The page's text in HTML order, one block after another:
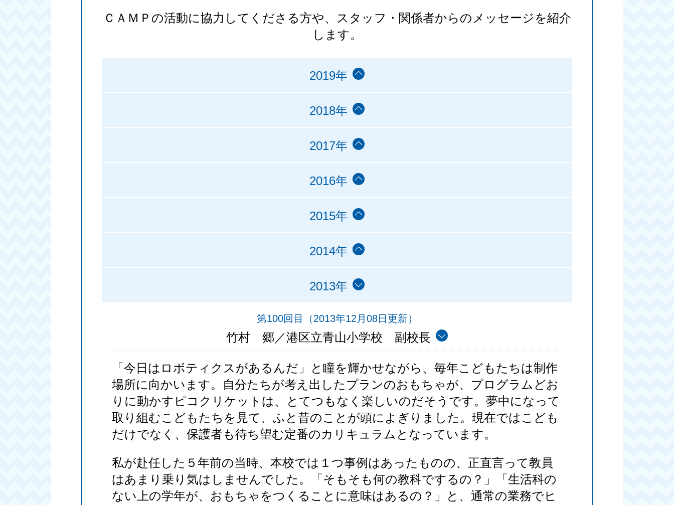
ＣＡＭＰの活動に協力してくださる方や、スタッフ・関係者からのメッセージを紹介
します。
2019年
2018年
2017年
2016年
2015年
2014年
2013年
第100回目 （2013年12月08日更新）
竹村 郷／港区立青山小学校 副校長
「今日はロボティクスがあるんだ」と瞳を輝かせながら、毎年こどもたちは制作
場所に向かいます。自分たちが考え出したプランのおもちゃが、プログラムどお
りに動かすピコクリケットは、とてつもなく楽しいのだそうです。夢中になって
取り組むこどもたちを見て、ふと昔のことが頭によぎりました。現在ではこども
だけでなく、保護者も待ち望む定番のカリキュラムとなっています。
私が赴任した５年前の当時、本校では１つ事例はあったものの、正直言って教員
はあまり乗り気はしませんでした。「そもそも何の教科でするの？」「生活科の
ない上の学年が、おもちゃをつくることに意味はあるの？」と、通常の業務でヒ